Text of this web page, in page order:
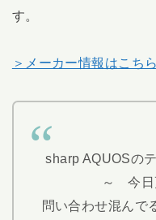
す。
＞メーカー情報はこちら
sharp AQUOSの
～ 今日
問い合わせ混んで